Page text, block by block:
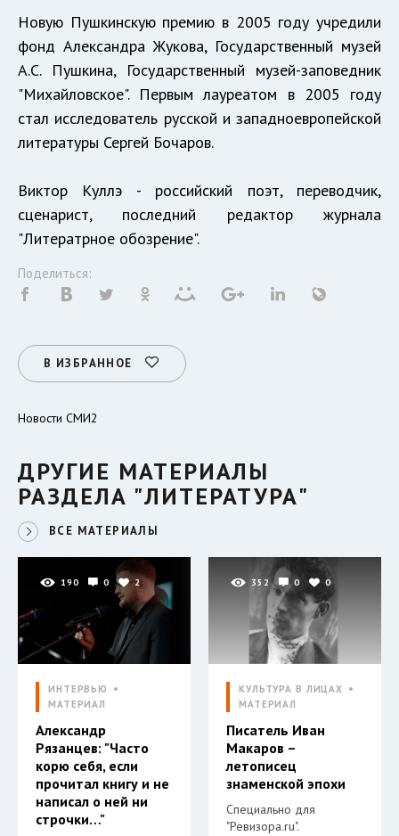
Новую Пушкинскую премию в 2005 году учредили
фонд Александра Жукова, Государственный музей
А.С. Пушкина, Государственный музей-заповедник
"Михайловское". Первым лауреатом в 2005 году
стал исследователь русской и западноевропейской
литературы Сергей Бочаров.
Виктор Куллэ - российский поэт, переводчик,
сценарист, последний редактор журнала
"Литератрное обозрение".
Поделиться:
В ИЗБРАННОЕ
Новости СМИ2
ДРУГИЕ МАТЕРИАЛЫ
РАЗДЕЛА "ЛИТЕРАТУРА"
ВСЕ МАТЕРИАЛЫ
190 0 2
ИНТЕРВЬЮ
МАТЕРИАЛ
Александр
Рязанцев: "Часто
корю себя, если
прочитал книгу и не
написал о ней ни
строчки…"
352 0 0
КУЛЬТУРА В ЛИЦАХ
МАТЕРИАЛ
Писатель Иван
Макаров –
летописец
знаменской эпохи
Специально для
"Ревизора.ru".